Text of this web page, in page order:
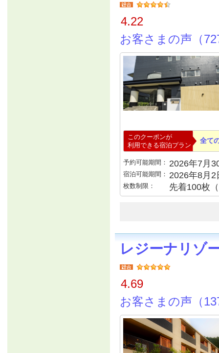
4.22
お客さまの声（
このクーポンが
利用できる宿泊プラン
全て
予約可能期間： 2026年7月
宿泊可能期間： 2026年8月
枚数制限： 先着100枚
レジーナリゾ
4.69
お客さまの声（